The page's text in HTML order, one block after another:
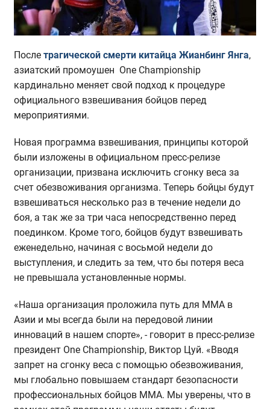
После трагической смерти китайца Жианбинг Янга,
азиатский промоушен One Championship
кардинально меняет свой подход к процедуре
официального взвешивания бойцов перед
мероприятиями.
Новая программа взвешивания, принципы которой
были изложены в официальном пресс-релизе
организации, призвана исключить сгонку веса за
счет обезвоживания организма. Теперь бойцы будут
взвешиваться несколько раз в течение недели до
боя, а так же за три часа непосредственно перед
поединком. Кроме того, бойцов будут взвешивать
еженедельно, начиная с восьмой недели до
выступления, и следить за тем, что бы потеря веса
не превышала установленные нормы.
«Наша организация проложила путь для ММА в
Азии и мы всегда были на передовой линии
инноваций в нашем спорте», - говорит в пресс-релизе
президент One Championship, Виктор Цуй. «Вводя
запрет на сгонку веса с помощью обезвоживания,
мы глобально повышаем стандарт безопасности
профессиональных бойцов ММА. Мы уверены, что в